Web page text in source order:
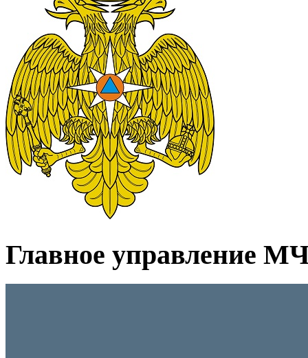
Главное управление